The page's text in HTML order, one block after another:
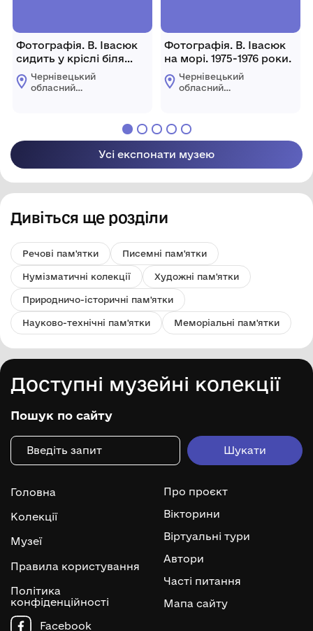
Фотографія. В. Івасюк
сидить у кріслі біля
журнального столика.
Чернівецький
обласний
Фотографія. В. Івасюк
на морі. 1975-1976 роки.
Чернівецький
обласний
Усі експонати музею
Дивіться ще розділи
Речові пам'ятки Писемні пам'ятки
Нумізматичні колекції Художні пам'ятки
Природничо-історичні пам'ятки
Науково-технічні пам'ятки Меморіальні пам'ятки
Доступні музейні колекції
Пошук по сайту
Головна
Колекції
Музеї
Правила користування
Політика
конфіденційності
Про проєкт
Вікторини
Віртуальні тури
Автори
Часті питання
Мапа сайту
Facebook